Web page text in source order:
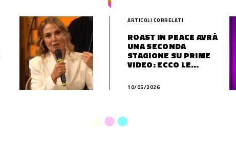
ARTICOLI CORRELATI
ROAST IN PEACE AVRÀ
UNA SECONDA
STAGIONE SU PRIME
VIDEO: ECCO LE
10/05/2026